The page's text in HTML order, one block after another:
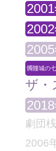
髑髏城の
ザ・
劇団
2006